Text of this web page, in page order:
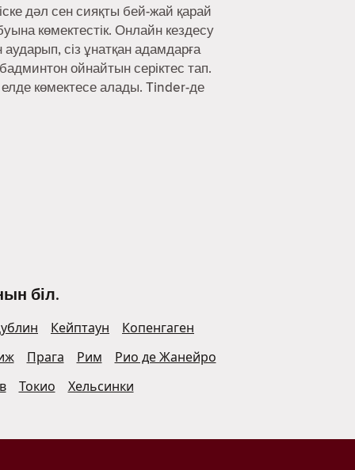
дәл сен сияқты бей-жай қарай
көмектестік. Онлайн кездесу
сіз ұнатқан адамдарға
ойнайтын серіктес тап.
елде көмектесе алады. Tinder-де
біл.
Кейптаун
Копенгаген
Прага Рим
Рио де Жанейро
Токио Хельсинки